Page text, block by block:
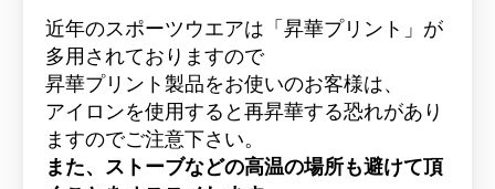
近年のスポーツウエアは「昇華プリント」 が
多用されておりますので
昇華プリント製品をお使いのお客様は、
アイロンを使用すると 再昇華する恐れがあり
ますのでご注意下さい。
また、 ストーブなどの高温の場所も避けて頂